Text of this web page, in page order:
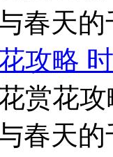
春天的
攻略
花攻
春天的